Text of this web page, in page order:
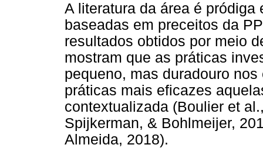
A literatura da área é
baseadas em preceitos da
resultados obtidos por meio
mostram que as práticas
pequeno, mas duradouro
práticas mais eficazes
contextualizada (Boulier et
Spijkerman, & Bohlmeijer,
Almeida, 2018).